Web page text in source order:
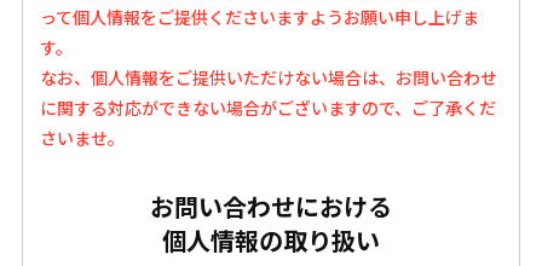
って個人情報をご提供くださいますようお願い申し上げま
す。
なお、個人情報をご提供いただけない場合は、お問い合わせ
に関する対応ができない場合がございますので、ご了承くだ
さいませ。
お問い合わせにおける
個人情報の取り扱い